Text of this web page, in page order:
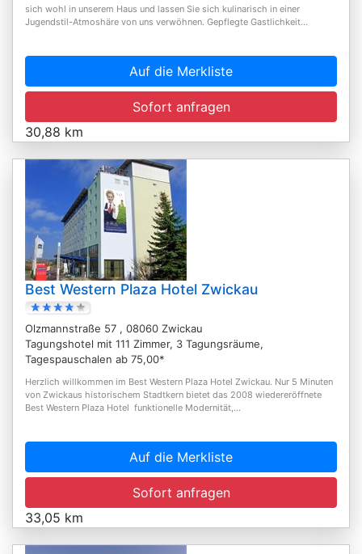
sich wohl in unserem Haus und lassen Sie sich kulinarisch in einer
Jugendstil-Atmoshäre von uns verwöhnen. Gepflegte Gastlichkeit...
Auf die Merkliste
Sofort anfragen
30,88 km
Best Western Plaza Hotel Zwickau
Olzmannstraße 57 , 08060 Zwickau
Tagungshotel mit 111 Zimmer, 3 Tagungsräume,
Tagespauschalen ab 75,00*
Herzlich willkommen im Best Western Plaza Hotel Zwickau. Nur 5 Minuten
von Zwickaus historischem Stadtkern bietet das 2008 wiedereröffnete
Best Western Plaza Hotel funktionelle Modernität,...
Auf die Merkliste
Sofort anfragen
33,05 km